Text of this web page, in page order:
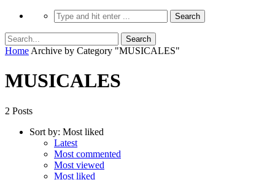
Home Archive by Category "MUSICALES"
MUSICALES
2 Posts
Sort by: Most liked
Latest
Most commented
Most viewed
Most liked